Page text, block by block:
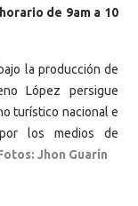
de 9am a 10
la producción de
López persigue
turístico nacional e
los medios de
Jhon Guarín